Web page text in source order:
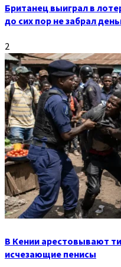
Британец выиграл в
до сих пор не забрал
2
В Кении арестовывают
исчезающие пенисы